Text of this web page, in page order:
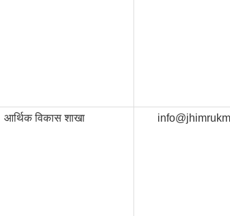
आर्थिक विकास शाखा